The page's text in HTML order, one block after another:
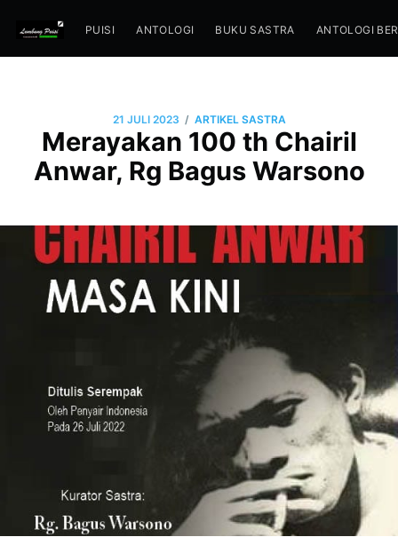
PUISI ANTOLOGI BUKU SASTRA ANTOLOGI
21 JULI 2023 / ARTIKEL SASTRA
Merayakan 100 th Chairil
Anwar, Rg Bagus Warsono